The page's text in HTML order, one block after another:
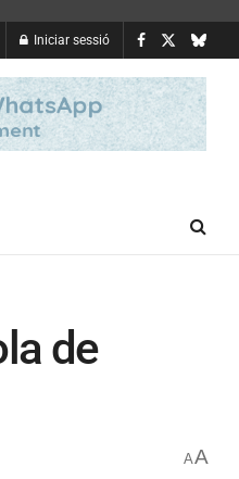
Iniciar sessió
de
AA